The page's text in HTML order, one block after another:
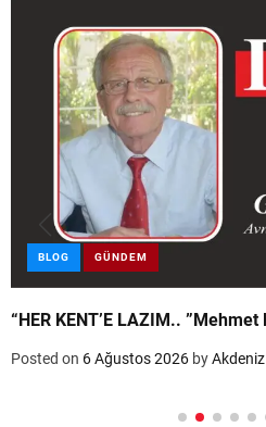
BLOG GÜNDEM
“HER KENT’E
Posted on 6 Ağustos 2026 by